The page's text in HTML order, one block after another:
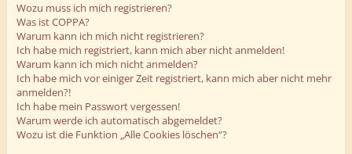
Wozu muss ich mich registrieren?
Was ist COPPA?
Warum kann ich mich nicht registrieren?
Ich habe mich registriert, kann mich aber nicht anmelden!
Warum kann ich mich nicht anmelden?
Ich habe mich vor einiger Zeit registriert, kann mich aber nicht mehr
anmelden?!
Ich habe mein Passwort vergessen!
Warum werde ich automatisch abgemeldet?
Wozu ist die Funktion „Alle Cookies löschen“?